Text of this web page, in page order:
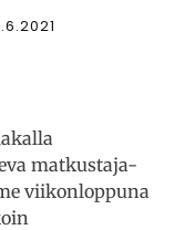
matkustaja-
viikonloppuna